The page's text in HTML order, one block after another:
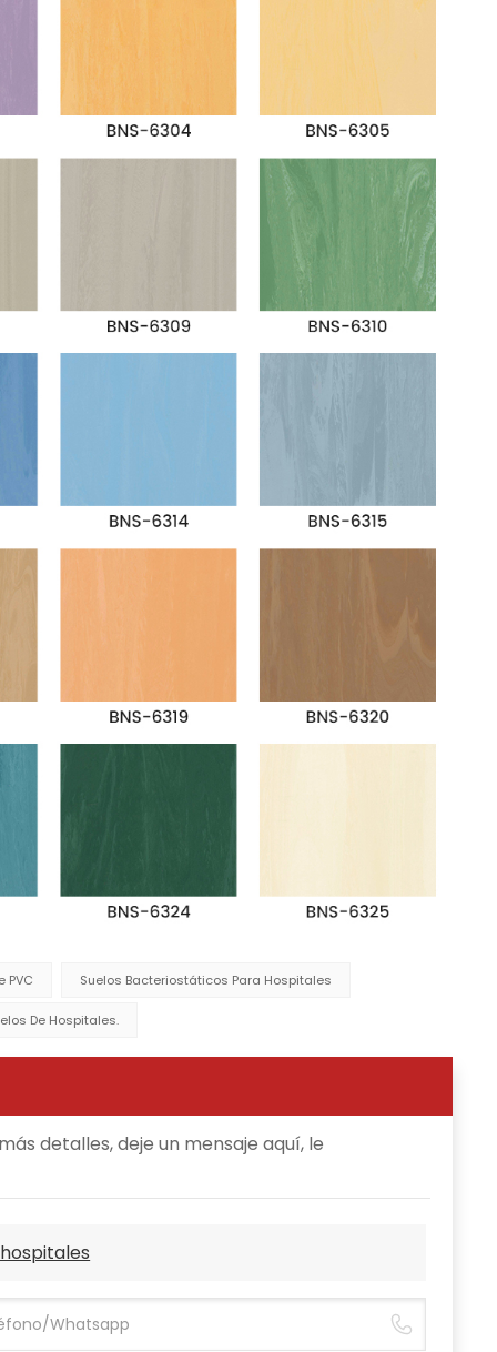
PVC Suelos Bacteriostáticos Para Hospitales
De Hospitales.
detalles, deje un mensaje aquí, le